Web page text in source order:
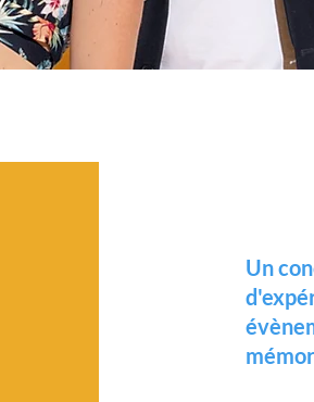
Un